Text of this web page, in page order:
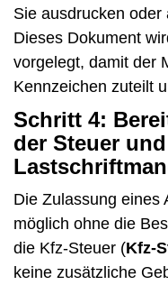
Sie ausdrucken oder
Dieses Dokument
vorgelegt, damit der
Kennzeichen zuteilt
Schritt 4:
der Steuer
Die Zulassung eines
möglich ohne die
die Kfz-Steuer (Kfz-
keine zusätzliche